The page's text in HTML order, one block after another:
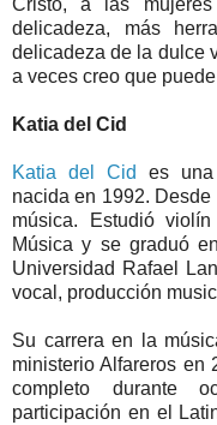
Cristo, a las
delicadeza, más
delicadeza de la dulce
a veces creo que
Katia del Cid
Katia del Cid
es una
nacida en 1992.
música. Estudió
Música y se graduó
Universidad Rafael
vocal, producción
Su carrera en la
ministerio Alfareros en
completo durante
participación en el